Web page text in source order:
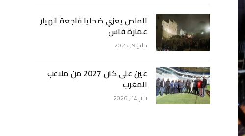
الماص يعزي ضحايا فاجعة انهيار
عمارة فاس
مايو 9, 2025
عين على كان 2027 من ملاعب
المغرب
يناير 14, 2026